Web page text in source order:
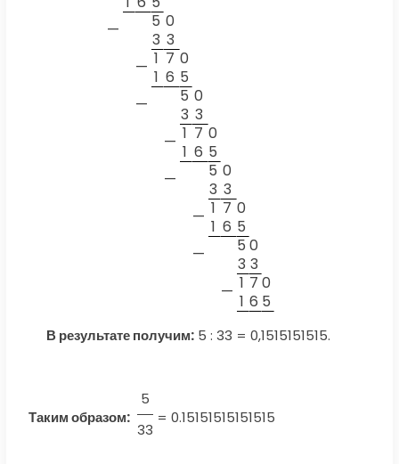
—
5 0
3 3
— 1 7 0
1 6 5
—
5 0
3 3
— 1 7 0
1 6 5
—
5 0
3 3
— 1 7 0
1 6 5
—
5 0
3 3
— 1 7 0
1 6 5
В результате получим:5 : 33 = 0,1515151515.
Таким образом:
5
33
= 0.15151515151515